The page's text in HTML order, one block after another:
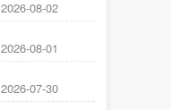
2026-08-02
2026-08-01
2026-07-30